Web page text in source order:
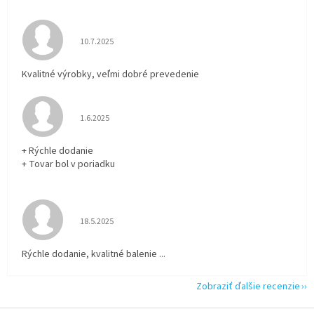
Hodnotenie obchodu je 5 z 5 hviezdičiek.
10.7.2025
Kvalitné výrobky, veľmi dobré prevedenie
Hodnotenie obchodu je 5 z 5 hviezdičiek.
1.6.2025
+ Rýchle dodanie
+ Tovar bol v poriadku
Hodnotenie obchodu je 5 z 5 hviezdičiek.
18.5.2025
Rýchle dodanie, kvalitné balenie ...
Zobraziť ďalšie recenzie